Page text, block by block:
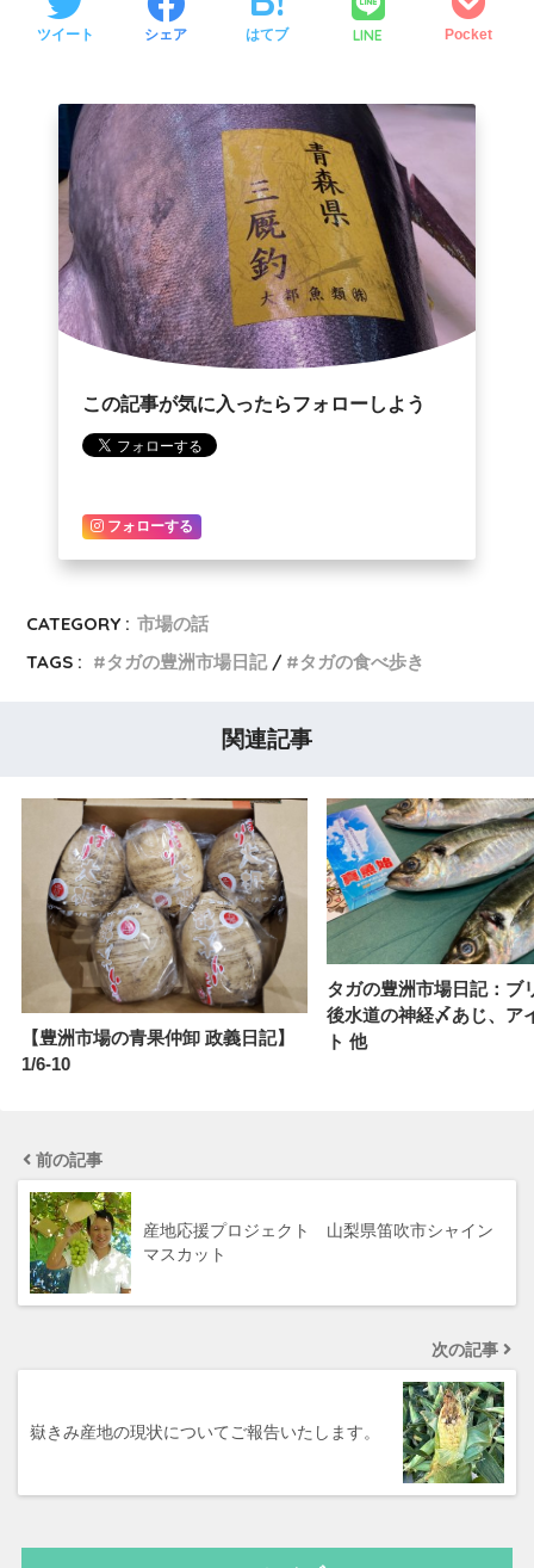
ツイート シェア はてブ LINE Pocket
この記事が気に入ったらフォローしよう
フォローする
CATEGORY : 市場の話
TAGS :
タガの豊洲市場日記 タガの食べ歩き
関連記事
【豊洲市場の青果仲卸 政義日記】
1/6-10
タガの豊洲市場日記：ブ
後水道の神経〆あじ、ア
ト 他
前の記事
産地応援プロジェクト 山梨県笛吹市シャイン
マスカット
次の記事
嶽きみ産地の現状についてご報告いたします。